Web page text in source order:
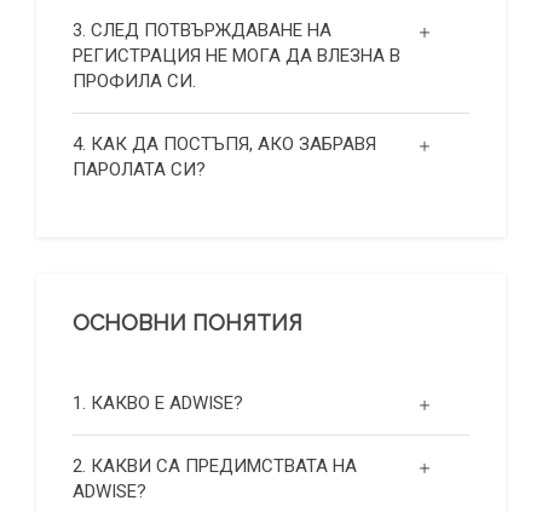
3. СЛЕД ПОТВЪРЖДАВАНЕ НА
РЕГИСТРАЦИЯ НЕ МОГА ДА ВЛЕЗНА В
ПРОФИЛА СИ.
4. КАК ДА ПОСТЪПЯ, АКО ЗАБРАВЯ
ПАРОЛАТА СИ?
ОСНОВНИ ПОНЯТИЯ
1. КАКВО Е ADWISE?
2. КАКВИ СА ПРЕДИМСТВАТА НА
ADWISE?